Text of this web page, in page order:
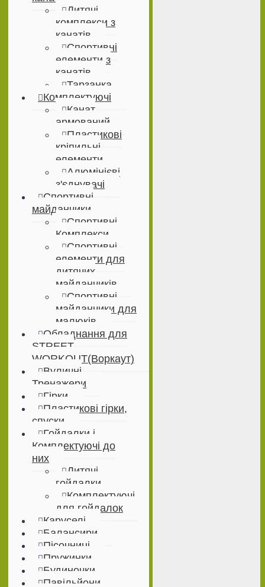
Дитячі
комплекси з
канатів
Спортивні
елементи з
канатів
Тарзанка
Комплектуючі
Канат
армований
Пластикові
кріпильні
елементи
Алюмінієві
з'єднувачі
Спортивні
майданчики
Спортивні
Комплекси
Спортивні
елементи для
дитячих
майданчиків
Спортивні
майданчики для
малюків
Обладнання для
STREET
WORKOUT(Воркаут)
Вуличні
Тренажери
Гірки
Пластикові гірки,
спуски
Гойдалки і
Комплектуючі до
них
Дитячі
гойдалки
Комплектуючі
для гойдалок
Каруселі
Балансири
Пісочниці
Пружинки
Будиночки
Павільйони